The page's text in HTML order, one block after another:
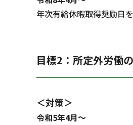
年次有給休暇取得奨励日
目標2：所定外労働
＜対策＞
令和5年4月～